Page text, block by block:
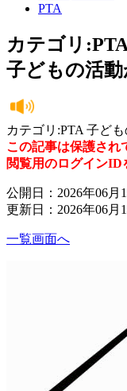
PTA
カテゴリ:PTA
子どもの活
カテゴリ:PTA 子ど
この記事は保護され
閲覧用のログインID
公開日：2026年06月
更新日：2026年06月
一覧画面へ